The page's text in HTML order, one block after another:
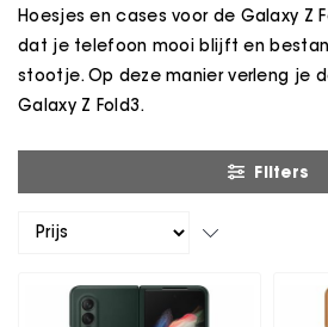
Hoesjes en cases voor de Galaxy Z
dat je telefoon mooi blijft en
stootje. Op deze manier verleng je
Galaxy Z Fold3.
Filters